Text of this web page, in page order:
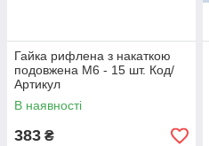
Гайка рифлена з накаткою
подовжена М6 - 15 шт. Код/
Артикул
В наявності
383 ₴